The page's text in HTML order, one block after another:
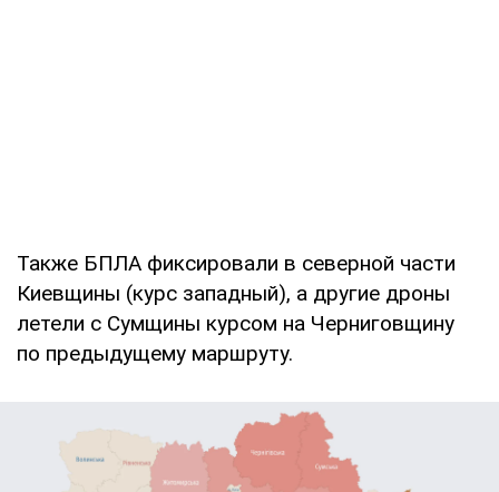
Также БПЛА фиксировали в северной части
Киевщины (курс западный), а другие дроны
летели с Сумщины курсом на Черниговщину
по предыдущему маршруту.